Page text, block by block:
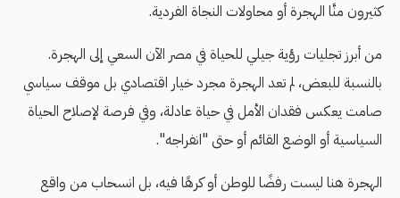
كثيرون منَّا الهجرة أو محاولات النجاة الفردية.
من أبرز تجليات رؤية جيلي للحياة في مصر الآن السعي إلى الهجرة.
بالنسبة للبعض، لم تعد الهجرة مجرد خيار اقتصادي بل موقف سياسي
صامت يعكس فقدان الأمل في حياة عادلة، وفي فرصة لإصلاح الحياة
السياسية أو الوضع القائم أو حتى "انفراجه".
الهجرة هنا ليست رفضًا للوطن أو كرهًا فيه، بل انسحاب من واقع